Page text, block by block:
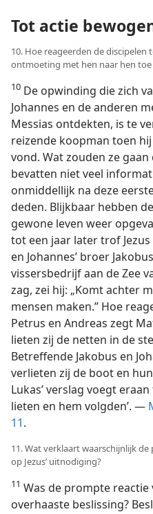
Tot actie
10. Hoe reageerden de discipelen
ontmoeting met hen naar hen toe
10 De opwinding die zich
Johannes en de anderen
Messias ontdekten, is te
reizende koopman toen
vond. Wat zouden ze gaan
bevatten niet veel
onmiddellijk na deze
deden. Blijkbaar hebben
gewone leven weer
tot een jaar later trof
en Johannes’ broer
vissersbedrijf aan de Zee
zag, zei hij: „Komt achter
mensen maken.” Hoe
Petrus en Andreas zegt
lieten zij de netten in de
Betreffende Jakobus en
verlieten zij de boot en
Lukas’ verslag voegt
lieten en hem volgden’. —
11.
11. Wat verklaart waarschijnlijk
op Jezus’ uitnodiging?
11 Was de prompte reactie
overhaaste beslissing?